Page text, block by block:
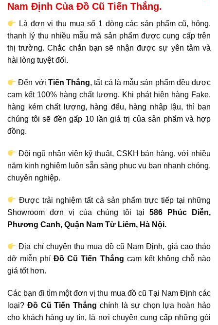
Nam Định Của Đồ Cũ Tiến Thắng.
Là đơn vị thu mua số 1 dòng các sản phẩm cũ, hỏng,
thanh lý thu nhiều mẫu mã sản phẩm được cung cấp trên
thị trường. Chắc chắn bạn sẽ nhận được sự yên tâm và
hài lòng tuyệt đối.
Đến với Tiến Thắng, tất cả là mẫu sản phẩm đều được
cam kết 100% hàng chất lượng. Khi phát hiện hàng Fake,
hàng kém chất lượng, hàng đểu, hàng nhập lậu, thì bạn
chúng tôi sẽ đền gấp 10 lần giá trị của sản phẩm và hợp
đồng.
Đội ngũ nhân viên kỹ thuật, CSKH bán hàng, với nhiều
năm kinh nghiệm luôn sẵn sàng phục vụ bạn nhanh chóng,
chuyên nghiệp.
Được trải nghiệm tất cả sản phẩm trực tiếp tại những
Showroom đơn vị của chúng tôi tại 586 Phúc Diễn,
Phương Canh, Quận Nam Từ Liêm, Hà Nội.
Địa chỉ chuyên thu mua đồ cũ Nam Định, giá cao tháo
dỡ miễn phíĐồ Cũ Tiến Thắng cam kết không chỗ nào
giá tốt hơn.
Các bạn đi tìm một đơn vị thu mua đồ cũ Tại Nam Định các
loại? Đồ Cũ Tiến Thắng chính là sự chọn lựa hoàn hảo
cho khách hàng uy tín, là nơi chuyên cung cấp những gói